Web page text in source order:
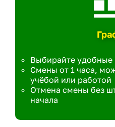
Выбирайте
Смены от 1 часа,
учёбой или работой
Отмена смены без
начала